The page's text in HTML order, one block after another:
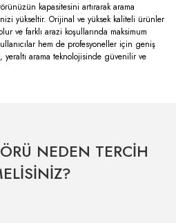
kapasitesini artırarak arama
yükseltir. Orijinal ve yüksek kaliteli ürünler
ve farklı arazi koşullarında maksimum
hem de profesyoneller için geniş
yeraltı arama teknolojisinde güvenilir ve
NEDEN TERCİH